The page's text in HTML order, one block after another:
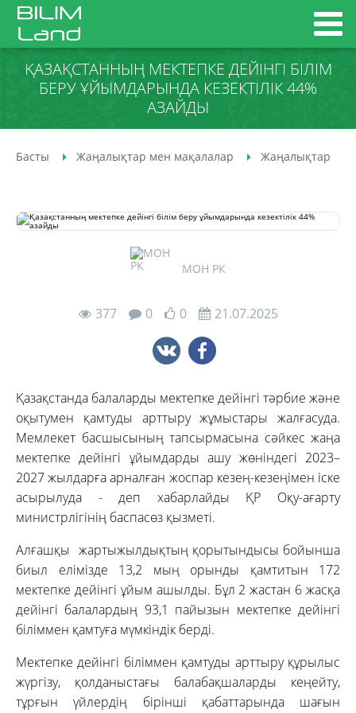
ҚАЗАҚСТАННЫҢ МЕКТЕПКЕ ДЕЙІНГІ БІЛІМ
БЕРУ ҰЙЫМДАРЫНДА КЕЗЕКТІЛІК 44%
АЗАЙДЫ
Басты Жаңалықтар мен мақалалар Жаңалықтар
МОН РК
377 0 0 21.07.2025
Қазақстанда балаларды мектепке дейінгі тәрбие және
оқытумен қамтуды арттыру жұмыстары жалғасуда.
Мемлекет басшысының тапсырмасына сәйкес жаңа
мектепке дейінгі ұйымдарды ашу жөніндегі 2023–
2027 жылдарға арналған жоспар кезең-кезеңімен іске
асырылуда - деп хабарлайды ҚР Оқу-ағарту
министрлігінің баспасөз қызметі.
Алғашқы жартыжылдықтың қорытындысы бойынша
биыл елімізде 13,2 мың орынды қамтитын 172
мектепке дейінгі ұйым ашылды. Бұл 2 жастан 6 жасқа
дейінгі балалардың 93,1 пайызын мектепке дейінгі
біліммен қамтуға мүмкіндік берді.
Мектепке дейінгі біліммен қамтуды арттыру құрылыс
жүргізу, қолданыстағы балабақшаларды кеңейту,
тұрғын үйлердің бірінші қабаттарында шағын